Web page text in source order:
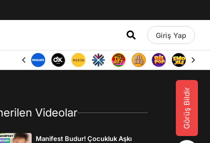
Giriş Yap
Görüş Bildir
Videolar
Manifest Budur! Çocukluk Aşkı